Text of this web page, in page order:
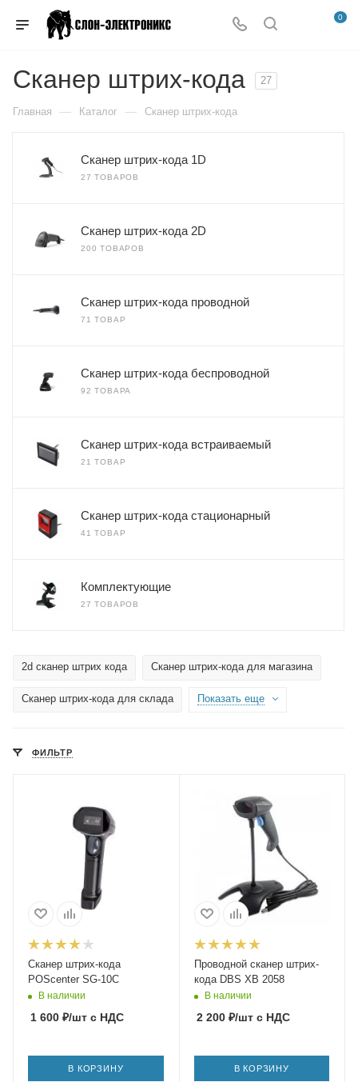
0
Сканер штрих-кода 27
Главная — Каталог — Сканер штрих-кода
Сканер штрих-кода 1D
27 ТОВАРОВ
Сканер штрих-кода 2D
200 ТОВАРОВ
Сканер штрих-кода проводной
71 ТОВАР
Сканер штрих-кода беспроводной
92 ТОВАРА
Сканер штрих-кода встраиваемый
21 ТОВАР
Сканер штрих-кода стационарный
41 ТОВАР
Комплектующие
27 ТОВАРОВ
2d сканер штрих кода Сканер штрих-кода для магазина
Сканер штрих-кода для склада Показать еще
ФИЛЬТР
Сканер штрих-кода
POScenter SG-10C
В наличии
1 600 ₽/шт с НДС
В КОРЗИНУ
Проводной сканер штрих-
кода DBS XB 2058
В наличии
2 200₽/штс НДС
В КОРЗИНУ